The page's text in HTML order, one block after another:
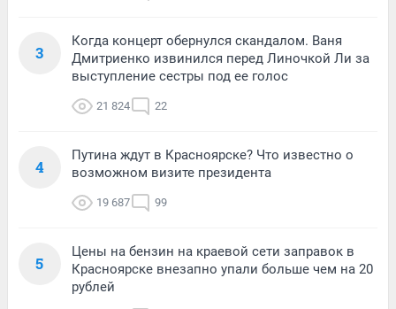
3
Когда концерт обернулся скандалом. Ваня
Дмитриенко извинился перед Линочкой Ли за
выступление сестры под ее голос
21 824 22
4
Путина ждут в Красноярске? Что известно о
возможном визите президента
19 687 99
5
Цены на бензин на краевой сети заправок в
Красноярске внезапно упали больше чем на 20
рублей